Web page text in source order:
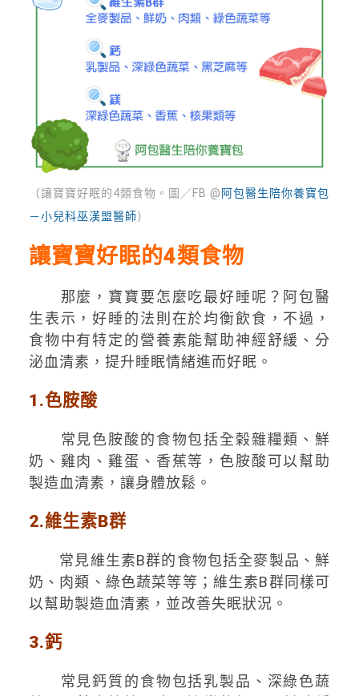
（讓寶寶好眠的4類食物。圖／FB @ 阿包醫生陪你養寶包
－小兒科巫漢盟醫師）
讓寶寶好眠的4類食物
那麼，寶寶要怎麼吃最好睡呢？阿包醫
生表示，好睡的法則在於均衡飲食，不過，
食物中有特定的營養素能幫助神經舒緩、分
泌血清素，提升睡眠情緒進而好眠。
1.色胺酸
常見色胺酸的食物包括全榖雜糧類、鮮
奶、雞肉、雞蛋、香蕉等，色胺酸可以幫助
製造血清素，讓身體放鬆。
2.維生素B群
常見維生素B群的食物包括全麥製品、鮮
奶、肉類、綠色蔬菜等等；維生素B群同樣可
以幫助製造血清素，並改善失眠狀況。
3.鈣
常見鈣質的食物包括乳製品、深綠色蔬